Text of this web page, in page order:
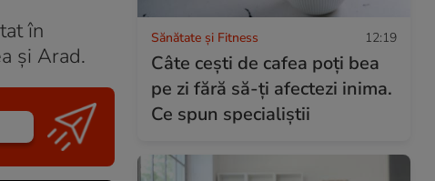
în
și Arad.
Sănătate și Fitness 12:19
Câte cești de cafea poți bea
pe zi fără să-ți afectezi inima.
Ce spun specialiștii